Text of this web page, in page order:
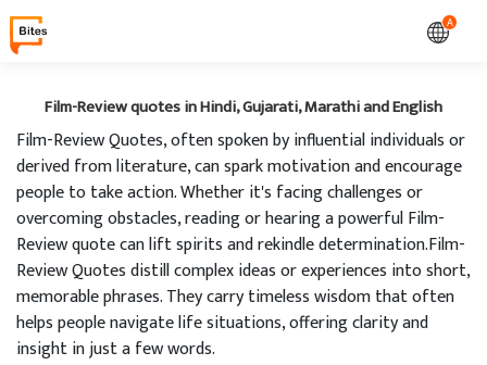
A
Film-Review quotes in Hindi, Gujarati, Marathi and English
Film-Review Quotes, often spoken by influential individuals or
derived from literature, can spark motivation and encourage
people to take action. Whether it's facing challenges or
overcoming obstacles, reading or hearing a powerful Film-
Review quote can lift spirits and rekindle determination.Film-
Review Quotes distill complex ideas or experiences into short,
memorable phrases. They carry timeless wisdom that often
helps people navigate life situations, offering clarity and
insight in just a few words.